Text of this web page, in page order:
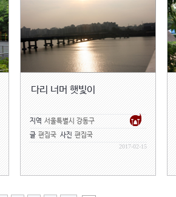
다리 너머 햇빛이
지역 서울특별시 강동구
글 편집국 사진 편집국
2017-02-15